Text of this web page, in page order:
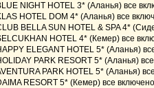
NIGHT HOTEL 3* (Аланья) все
HOTEL DOM 4* (Аланья) все
BELLA SUN HOTEL & SPA 4*
HOTEL 4* (Кемер) все
ELEGANT HOTEL 5* (Аланья)
PARK RESORT 5* (Аланья)
PARK HOTEL 5* (Аланья)
RESORT 5* (Кемер) все